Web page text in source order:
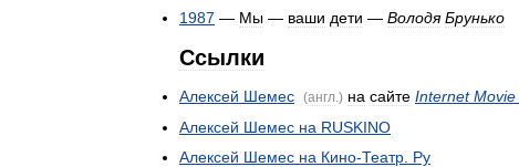
1987 — Мы — ваши дети — Володя Брунько
Ссылки
Алексей Шемес (англ.) на сайте Internet Movie
Алексей Шемес на RUSKINO
Алексей Шемес на Кино-Театр Ру